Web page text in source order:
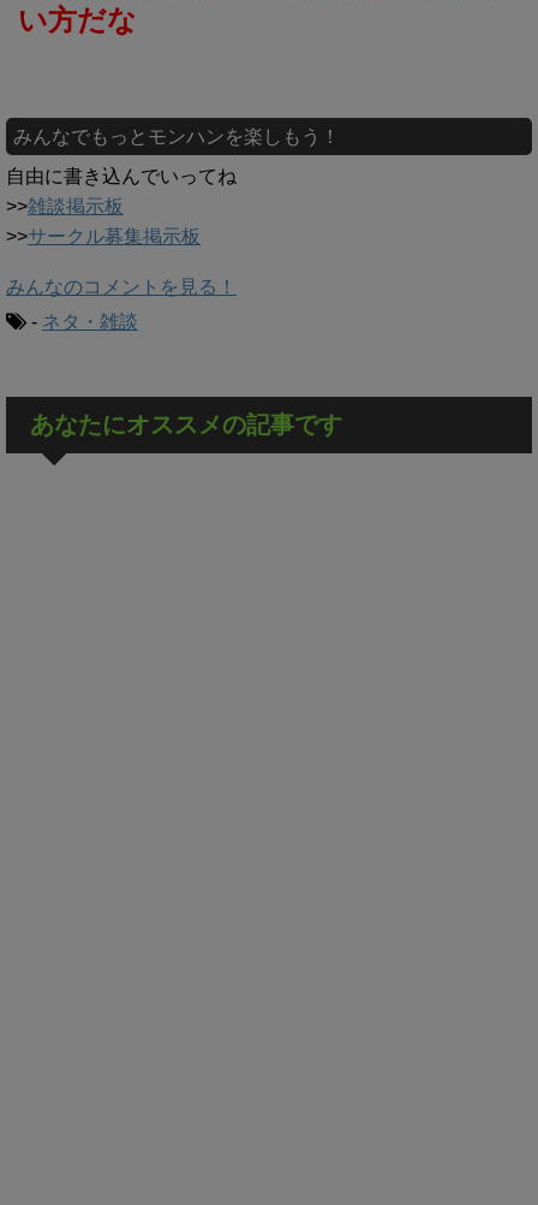
い方だな
みんなでもっとモンハンを楽しもう！
自由に書き込んでいってね
>>雑談掲示板
>>サークル募集掲示板
みんなのコメントを見る！
- ネタ・雑談
あなたにオススメの記事です